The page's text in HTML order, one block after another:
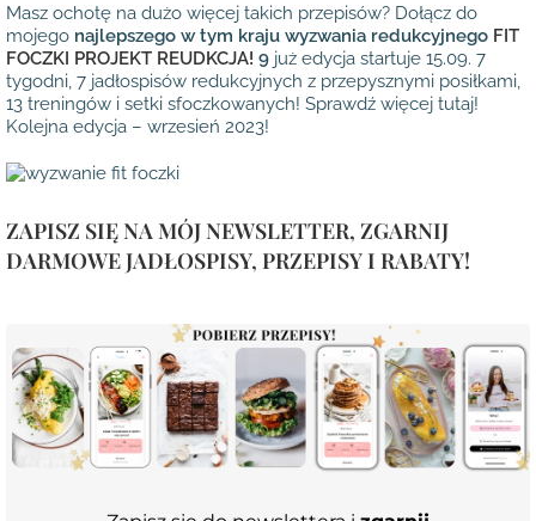
Masz ochotę na dużo więcej takich przepisów? Dołącz do
mojego najlepszego w tym kraju wyzwania redukcyjnego FIT
FOCZKI PROJEKT REUDKCJA! 9 już edycja startuje 15.09. 7
tygodni, 7 jadłospisów redukcyjnych z przepysznymi posiłkami,
13 treningów i setki sfoczkowanych! Sprawdź więcej tutaj!
Kolejna edycja – wrzesień 2023!
ZAPISZ SIĘ NA MÓJ NEWSLETTER, ZGARNIJ
DARMOWE JADŁOSPISY, PRZEPISY I RABATY!